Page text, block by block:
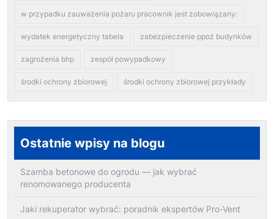
w przypadku zauważenia pożaru pracownik jest zobowiązany:
wydatek energetyczny tabela zabezpieczenie ppoż budynków
zagrożenia bhp zespół powypadkowy
środki ochrony zbiorowej środki ochrony zbiorowej przykłady
Ostatnie wpisy na blogu
Szamba betonowe do ogrodu — jak wybrać
renomowanego producenta
Jaki rekuperator wybrać: poradnik ekspertów Pro-Vent